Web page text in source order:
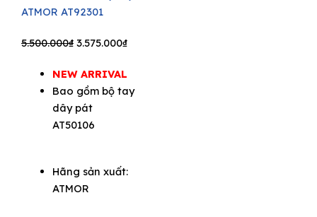
ATMOR AT92301
5.500.000₫ Original
was:
5.500.000₫.
3.575.000₫Current
3.575.000₫.
NEW ARRIVAL
Bao gồm bộ tay
dây pát
AT50106
Hãng sản xuất:
ATMOR